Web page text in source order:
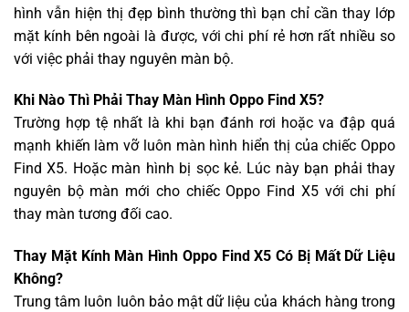
hình vẫn hiện thị đẹp bình thường thì bạn chỉ cần thay lớp
mặt kính bên ngoài là được, với chi phí rẻ hơn rất nhiều so
với việc phải thay nguyên màn bộ.
Khi Nào Thì Phải Thay Màn Hình Oppo Find X5?
Trường hợp tệ nhất là khi bạn đánh rơi hoặc va đập quá
mạnh khiến làm vỡ luôn màn hình hiển thị của chiếc Oppo
Find X5. Hoặc màn hình bị sọc kẻ. Lúc này bạn phải thay
nguyên bộ màn mới cho chiếc Oppo Find X5 với chi phí
thay màn tương đối cao.
Thay Mặt Kính Màn Hình Oppo Find X5 Có Bị Mất Dữ Liệu
Không?
Trung tâm luôn luôn bảo mật dữ liệu của khách hàng trong